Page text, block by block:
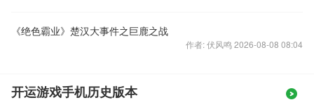
《绝色霸业》楚汉大事件之巨鹿之战
作者: 伏风鸣 2026-08-08 08:04
开运游戏手机历史版本